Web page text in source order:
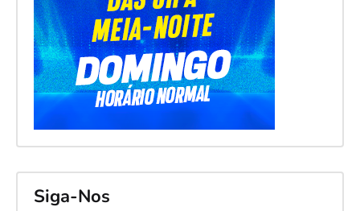
Siga-Nos